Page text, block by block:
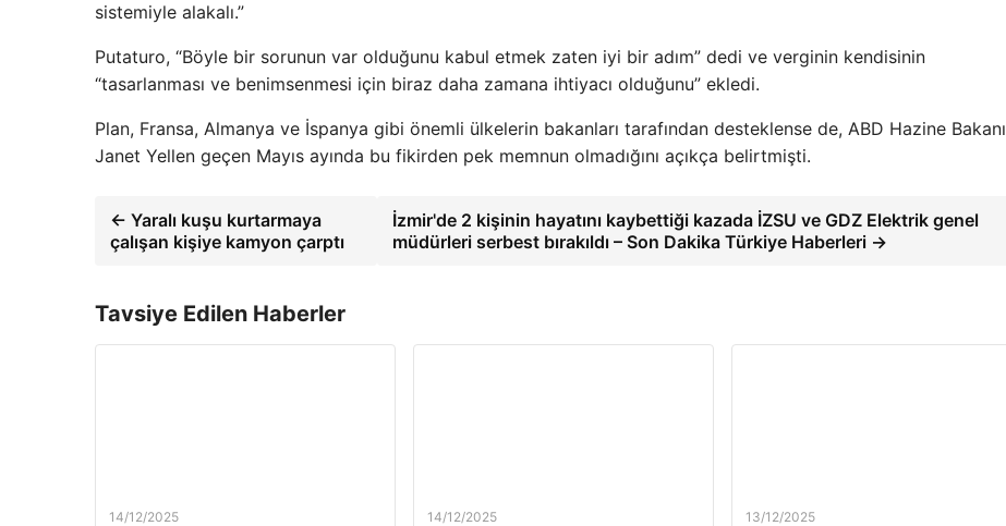
sistemiyle alakalı.”
Putaturo, “Böyle bir sorunun var olduğunu kabul etmek zaten iyi bir adım” dedi ve verginin kendisinin
“tasarlanması ve benimsenmesi için biraz daha zamana ihtiyacı olduğunu” ekledi.
Plan, Fransa, Almanya ve İspanya gibi önemli ülkelerin bakanları tarafından desteklense de, ABD Hazine Bakanı
Janet Yellen geçen Mayıs ayında bu fikirden pek memnun olmadığını açıkça belirtmişti.
← Yaralı kuşu kurtarmaya
çalışan kişiye kamyon çarptı
İzmir'de 2 kişinin hayatını kaybettiği kazada İZSU ve GDZ Elektrik genel
müdürleri serbest bırakıldı – Son Dakika Türkiye Haberleri →
Tavsiye Edilen Haberler
14/12/2025 14/12/2025 13/12/2025